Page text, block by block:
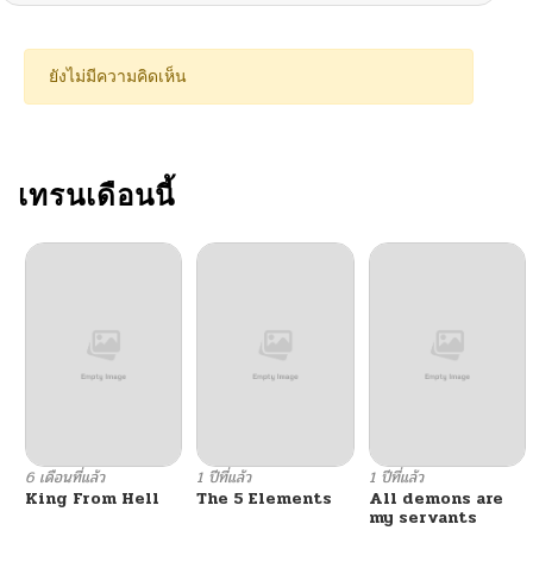
ยังไม่มีความคิดเห็น
เทรนเดือนนี้
6 เดือนที่แล้ว
King From Hell
1 ปีที่แล้ว
The 5 Elements
1 ปีที่แล้ว
All demons are
my servants